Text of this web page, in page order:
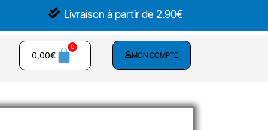
Livraison à partir de 2.90€
0,00€ MON COMPTE